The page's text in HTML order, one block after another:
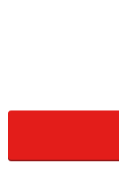
【関連記事をチ
令和の「お金持